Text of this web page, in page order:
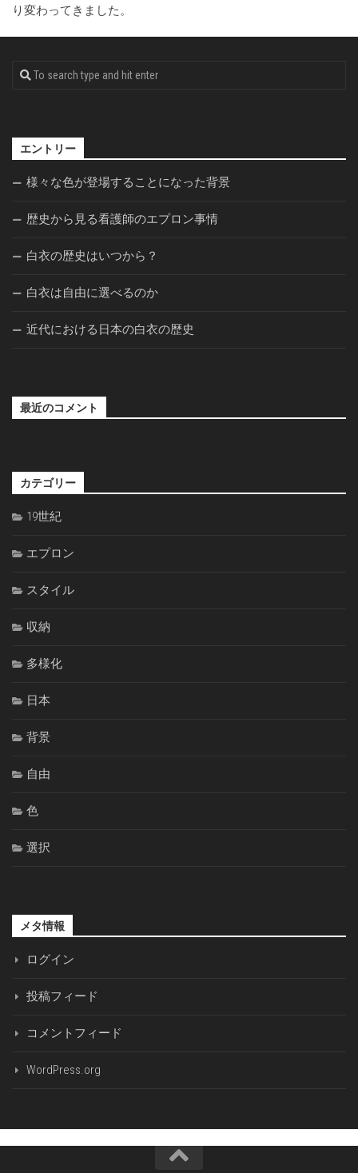
り変わってきました。
エントリー
様々な色が登場することになった背景
歴史から見る看護師のエプロン事情
白衣の歴史はいつから？
白衣は自由に選べるのか
近代における日本の白衣の歴史
最近のコメント
カテゴリー
19世紀
エプロン
スタイル
収納
多様化
日本
背景
自由
色
選択
メタ情報
ログイン
投稿フィード
コメントフィード
WordPress.org